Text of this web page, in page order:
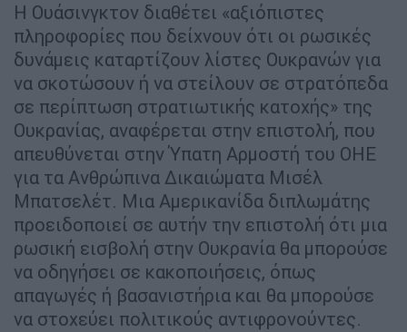
Η Ουάσινγκτον διαθέτει «αξιόπιστες
πληροφορίες που δείχνουν ότι οι ρωσικές
δυνάμεις καταρτίζουν λίστες Ουκρανών για
να σκοτώσουν ή να στείλουν σε στρατόπεδα
σε περίπτωση στρατιωτικής κατοχής» της
Ουκρανίας, αναφέρεται στην επιστολή, που
απευθύνεται στην Ύπατη Αρμοστή του ΟΗΕ
για τα Ανθρώπινα Δικαιώματα Μισέλ
Μπατσελέτ. Μια Αμερικανίδα διπλωμάτης
προειδοποιεί σε αυτήν την επιστολή ότι μια
ρωσική εισβολή στην Ουκρανία θα μπορούσε
να οδηγήσει σε κακοποιήσεις, όπως
απαγωγές ή βασανιστήρια και θα μπορούσε
να στοχεύει πολιτικούς αντιφρονούντες.